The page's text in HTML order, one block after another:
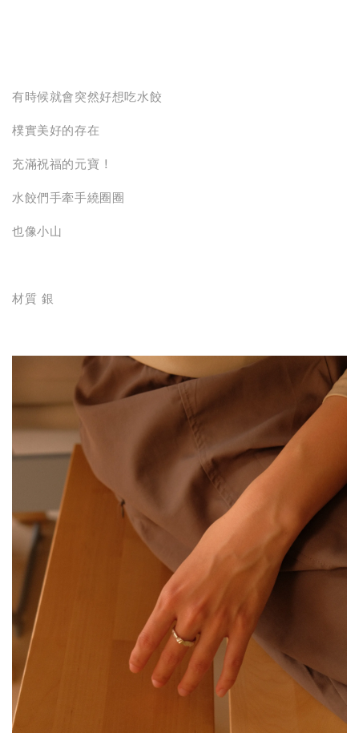
有時候就會突然好想吃水餃
樸實美好的存在
充滿祝福的元寶 !
水餃們手牽手繞圈圈
也像小山
材質 銀